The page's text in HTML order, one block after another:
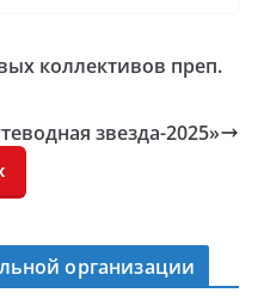
коллективов преп.
звезда-2025»
организации